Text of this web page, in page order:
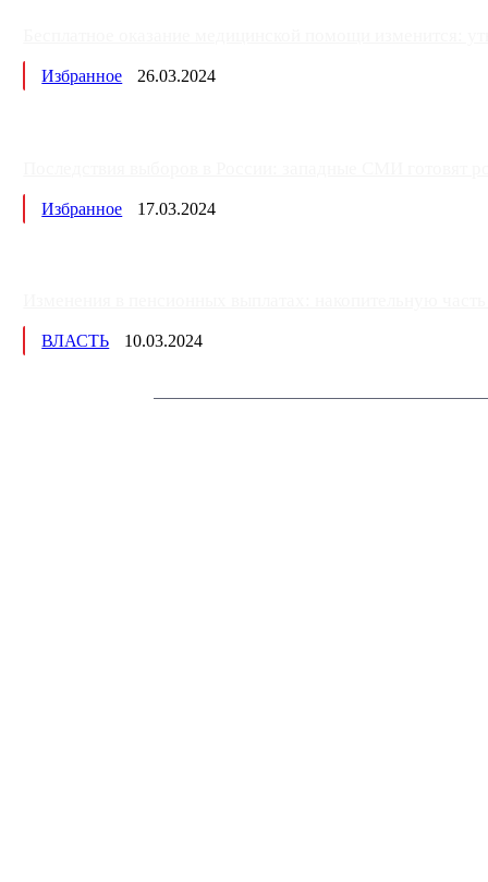
Избранное 26.03.2024
Избранное 17.03.2024
ВЛАСТЬ 10.03.2024